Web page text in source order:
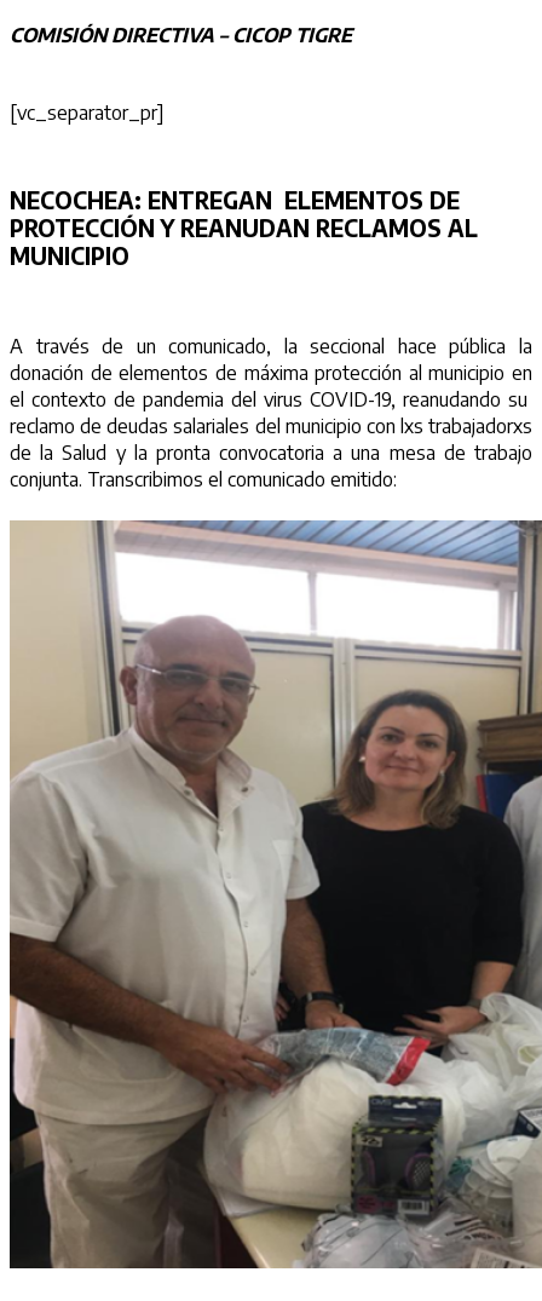
COMISIÓN DIRECTIVA – CICOP TIGRE
[vc_separator_pr]
NECOCHEA: ENTREGAN ELEMENTOS DE
PROTECCIÓN Y REANUDAN RECLAMOS AL
MUNICIPIO
A través de un comunicado, la seccional hace pública la
donación de elementos de máxima protección al municipio en
el contexto de pandemia del virus COVID-19, reanudando su
reclamo de deudas salariales del municipio con lxs trabajadorxs
de la Salud y la pronta convocatoria a una mesa de trabajo
conjunta. Transcribimos el comunicado emitido: